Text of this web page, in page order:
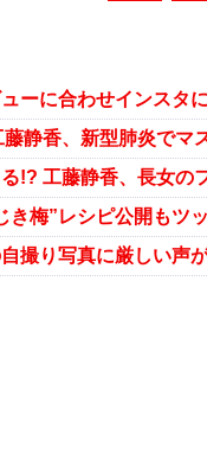
ーに合わせインスタ
静香、新型肺炎でマ
!? 工藤静香、長女の
撮り写真に厳しい声